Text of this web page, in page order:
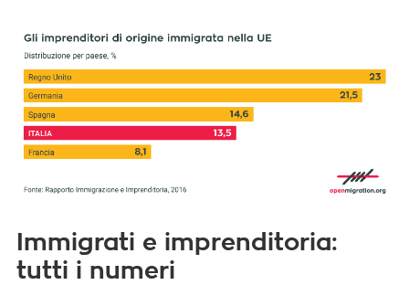
Immigrati e imprenditoria:
tutti i numeri